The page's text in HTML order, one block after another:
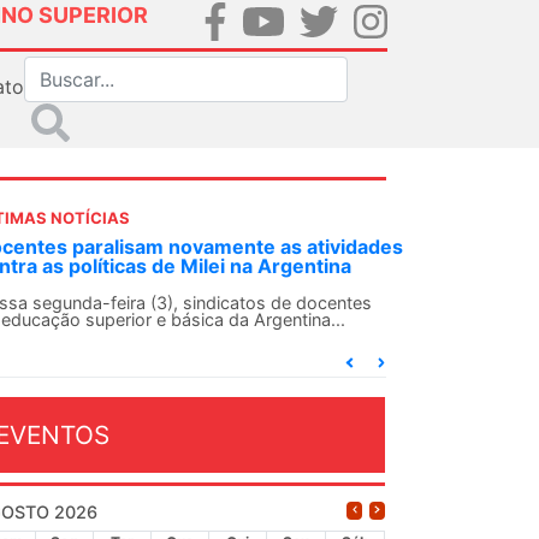
SUPERIOR
NOTÍCIAS
novamente as atividades
Milei na Argentina
sindicatos de docentes
básica da Argentina...
ANDES-SN convoca
Solidariedade
13 de agosto
O ANDES-SN conclama suas
2026